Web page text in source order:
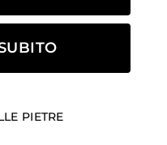
PIETRE